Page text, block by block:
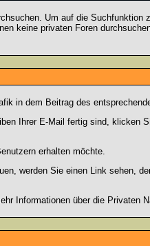
Um auf die Suchfunktion
keine privaten Foren
in dem Beitrag des
Ihrer E-Mail fertig sind, klicken
erhalten möchte.
werden Sie einen Link sehen,
Informationen über die Privaten